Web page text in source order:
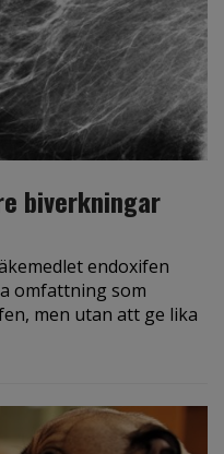
biverkningar
endoxifen
omfattning som
men utan att ge lika